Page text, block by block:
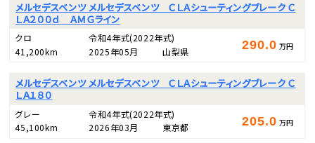
メルセデスベンツ メルセデスベンツ ＣＬＡシューティングブレーク Ｃ
ＬＡ２００ｄ ＡＭＧライン
クロ 令和4年式(2022年式)
41,200km
2025年05月 山梨県 290.0 万円
メルセデスベンツ メルセデスベンツ ＣＬＡシューティングブレーク Ｃ
ＬＡ１８０
グレー 令和4年式(2022年式)
45,100km
2026年03月 東京都 205.0 万円